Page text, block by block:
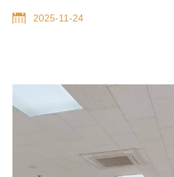
Imperialism”成功举办
2025-11-24